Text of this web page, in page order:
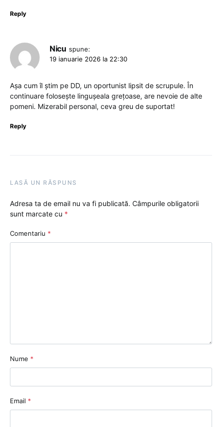
Reply
Nicu spune:
19 ianuarie 2026 la 22:30
Așa cum îl știm pe DD, un oportunist lipsit de scrupule. În
continuare folosește lingușeala grețoase, are nevoie de alte
pomeni. Mizerabil personal, ceva greu de suportat!
Reply
LASĂ UN RĂSPUNS
Adresa ta de email nu va fi publicată. Câmpurile obligatorii
sunt marcate cu *
Comentariu *
Nume *
Email *